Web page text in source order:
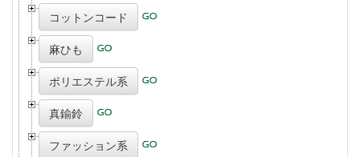
コットンコード
麻ひも
ポリエステル系
真鍮鈴
ファッション系